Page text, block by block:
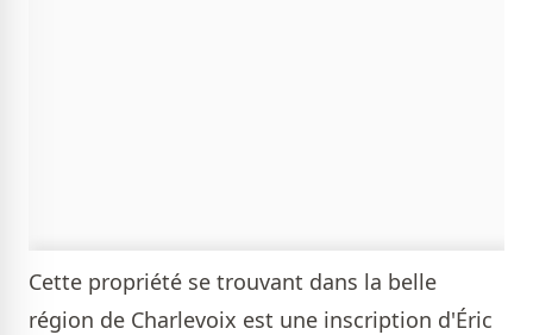
Cette propriété se trouvant dans la belle
région de Charlevoix est une inscription d'Éric